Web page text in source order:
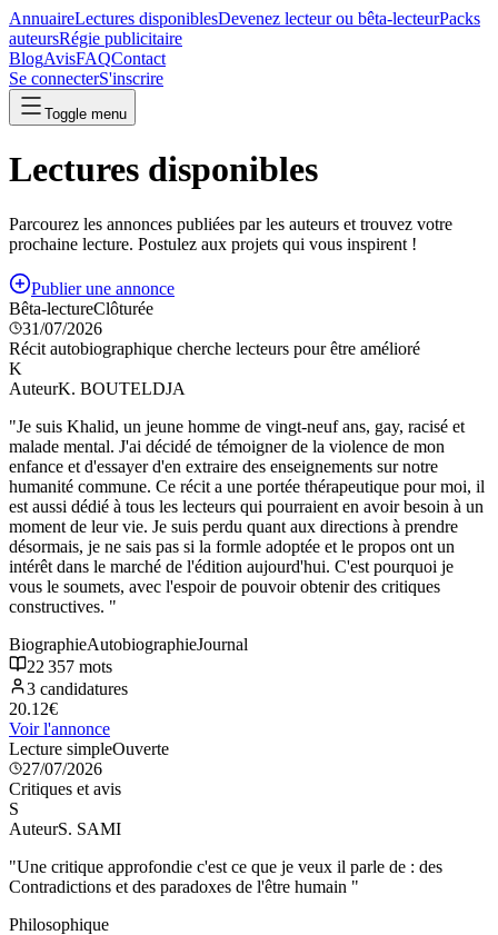
AnnuaireLectures disponiblesDevenez lecteur ou bêta-lecteurPacks
auteursRégie publicitaire
BlogAvisFAQContact
Se connecterS'inscrire
Toggle menu
Lectures disponibles
Parcourez les annonces publiées par les auteurs et trouvez votre
prochaine lecture. Postulez aux projets qui vous inspirent !
Publier une annonce
Bêta-lectureClôturée
31/07/2026
Récit autobiographique cherche lecteurs pour être amélioré
K
AuteurK. BOUTELDJA
"Je suis Khalid, un jeune homme de vingt-neuf ans, gay, racisé et
malade mental. J'ai décidé de témoigner de la violence de mon
enfance et d'essayer d'en extraire des enseignements sur notre
humanité commune. Ce récit a une portée thérapeutique pour moi, il
est aussi dédié à tous les lecteurs qui pourraient en avoir besoin à un
moment de leur vie. Je suis perdu quant aux directions à prendre
désormais, je ne sais pas si la formle adoptée et le propos ont un
intérêt dans le marché de l'édition aujourd'hui. C'est pourquoi je
vous le soumets, avec l'espoir de pouvoir obtenir des critiques
constructives. "
BiographieAutobiographieJournal
22 357 mots
3 candidatures
20.12€
Voir l'annonce
Lecture simpleOuverte
27/07/2026
Critiques et avis
S
AuteurS. SAMI
"Une critique approfondie c'est ce que je veux il parle de : des
Contradictions et des paradoxes de l'être humain "
Philosophique